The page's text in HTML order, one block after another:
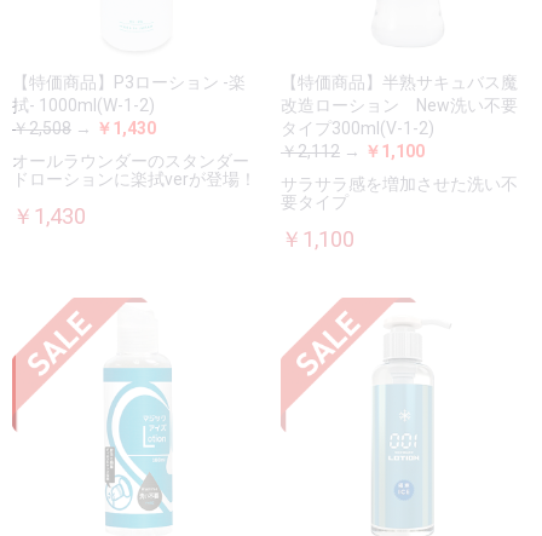
【特価商品】P3ローション -楽
拭- 1000ml(W-1-2)
￥2,508 → ￥1,430
オールラウンダーのスタンダー
ドローションに楽拭verが登場！
￥1,430
【特価商品】半熟サキュバス魔
改造ローション New洗い不要
タイプ300ml(V-1-2)
￥2,112 → ￥1,100
サラサラ感を増加させた洗い不
要タイプ
￥1,100